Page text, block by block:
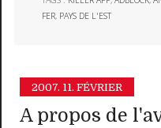
FER, PAYS DE L'EST
2007. 11. FÉVRIER
A propos de